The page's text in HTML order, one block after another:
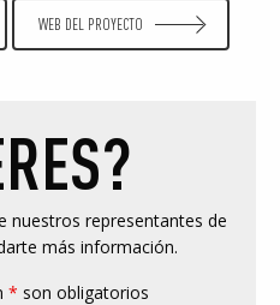
WEB DEL PROYECTO
nuestros representantes de
más información.
* son obligatorios